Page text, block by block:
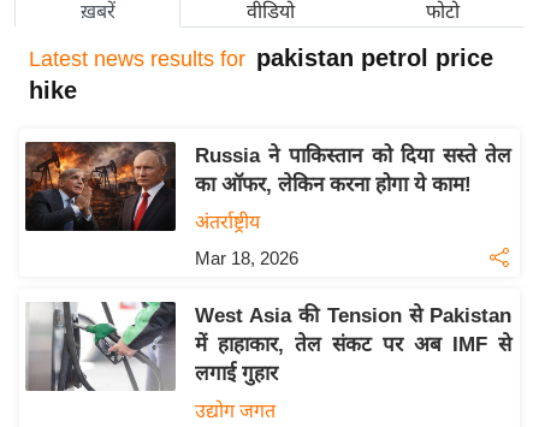
अं
त
ष्ट्री
य
बि
स
उ
द्यो
ख़बरें वीडियो फोटो
Latest news results for pakistan petrol price
hike
Russia ने पाकिस्तान को दिया सस्ते तेल
का ऑफर, लेकिन करना होगा ये काम!
अंतर्राष्ट्रीय
Mar 18, 2026
West Asia की Tension से Pakistan
में हाहाकार, तेल संकट पर अब IMF से
लगाई गुहार
उद्योग जगत